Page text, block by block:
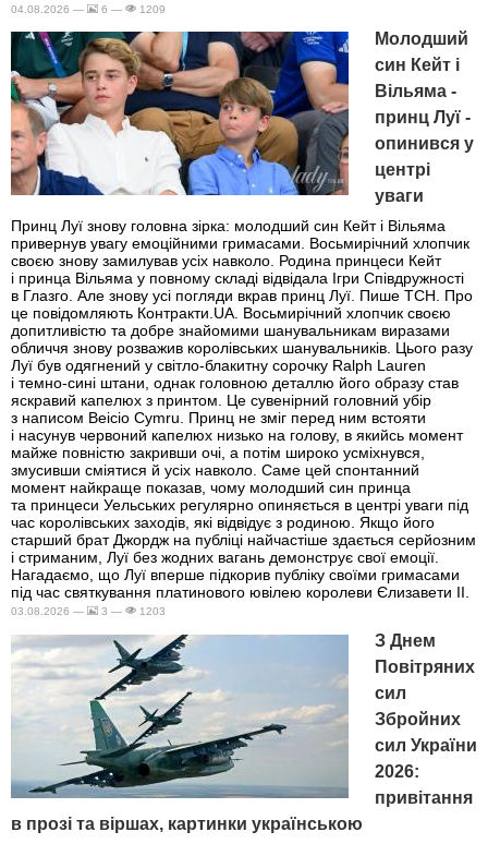
04.08.2026 — 6 — 1209
Молодший
син Кейт і
Вільяма -
принц Луї -
опинився у
центрі
уваги
Принц Луї знову головна зірка: молодший син Кейт і Вільяма
привернув увагу емоційними гримасами. Восьмирічний хлопчик
своєю знову замилував усіх навколо. Родина принцеси Кейт
і принца Вільяма у повному складі відвідала Ігри Співдружності
в Глазго. Але знову усі погляди вкрав принц Луї. Пише ТСН. Про
це повідомляють Контракти.UA. Восьмирічний хлопчик своєю
допитливістю та добре знайомими шанувальникам виразами
обличчя знову розважив королівських шанувальників. Цього разу
Луї був одягнений у світло-блакитну сорочку Ralph Lauren
і темно-сині штани, однак головною деталлю його образу став
яскравий капелюх з принтом. Це сувенірний головний убір
з написом Beicio Cymru. Принц не зміг перед ним встояти
і насунув червоний капелюх низько на голову, в якийсь момент
майже повністю закривши очі, а потім широко усміхнувся,
змусивши сміятися й усіх навколо. Саме цей спонтанний
момент найкраще показав, чому молодший син принца
та принцеси Уельських регулярно опиняється в центрі уваги під
час королівських заходів, які відвідує з родиною. Якщо його
старший брат Джордж на публіці найчастіше здається серйозним
і стриманим, Луї без жодних вагань демонструє свої емоції.
Нагадаємо, що Луї вперше підкорив публіку своїми гримасами
під час святкування платинового ювілею королеви Єлизавети II.
03.08.2026 — 3 — 1203
З Днем
Повітряних
сил
Збройних
сил України
2026:
привітання
в прозі та віршах, картинки українською